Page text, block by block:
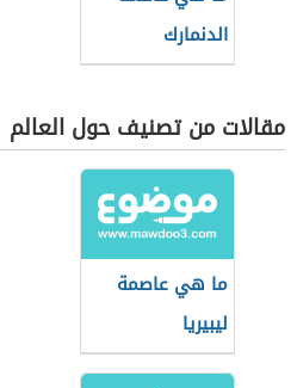
الدنمارك
مقالات من تصنيف حول العالم
ما هي عاصمة
ليبيريا